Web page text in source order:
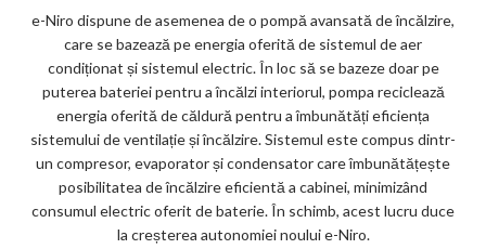
e-Niro dispune de asemenea de o pompă avansată de încălzire,
care se bazează pe energia oferită de sistemul de aer
condiționat și sistemul electric. În loc să se bazeze doar pe
puterea bateriei pentru a încălzi interiorul, pompa reciclează
energia oferită de căldură pentru a îmbunătăți eficiența
sistemului de ventilație și încălzire. Sistemul este compus dintr-
un compresor, evaporator și condensator care îmbunătățește
posibilitatea de încălzire eficientă a cabinei, minimizând
consumul electric oferit de baterie. În schimb, acest lucru duce
la creșterea autonomiei noului e-Niro.